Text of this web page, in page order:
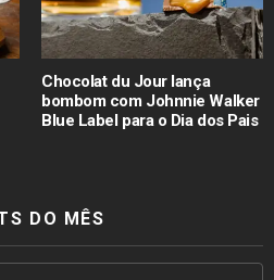
Chocolat du Jour lança
bombom com Johnnie Walker
Blue Label para o Dia dos Pais
DO MÊS